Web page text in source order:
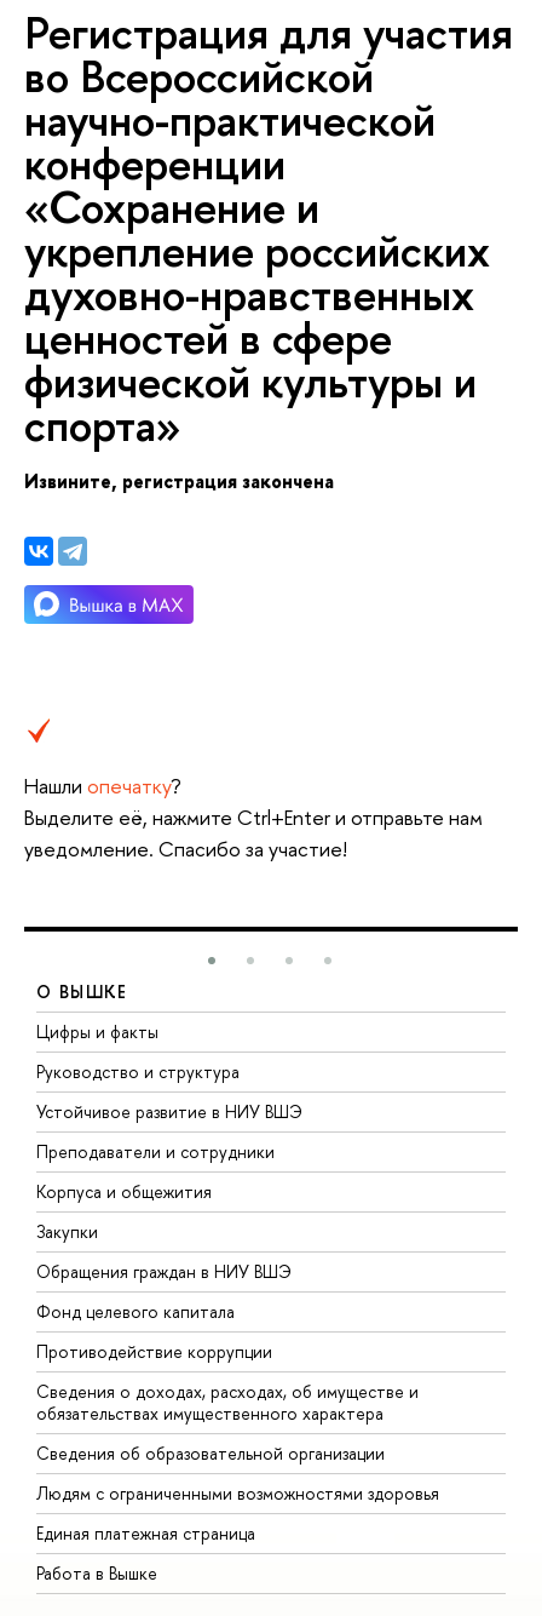
Регистрация для участия
о Всероссийской
научно-практической
конференции
«Сохранение и
укрепление российских
духовно-нравственных
ценностей в сфере
физической культуры и
спорта»
Извините, регистрация закончена
Нашли опечатку?
ыделите её, нажмите Ctrl+Enter и отправьте нам
уведомление. Спасибо за участие!
О ВЫШКЕ
Цифры и факты
Руководство и структура
Устойчивое развитие в НИУ ВШЭ
Преподаватели и сотрудники
Корпуса и общежития
Закупки
Обращения граждан в НИУ ВШЭ
Фонд целевого капитала
Противодействие коррупции
Сведения о доходах, расходах, об имуществе и
обязательствах имущественного характера
Сведения об образовательной организации
Людям с ограниченными возможностями здоровья
Единая платежная страница
Работа в Вышке